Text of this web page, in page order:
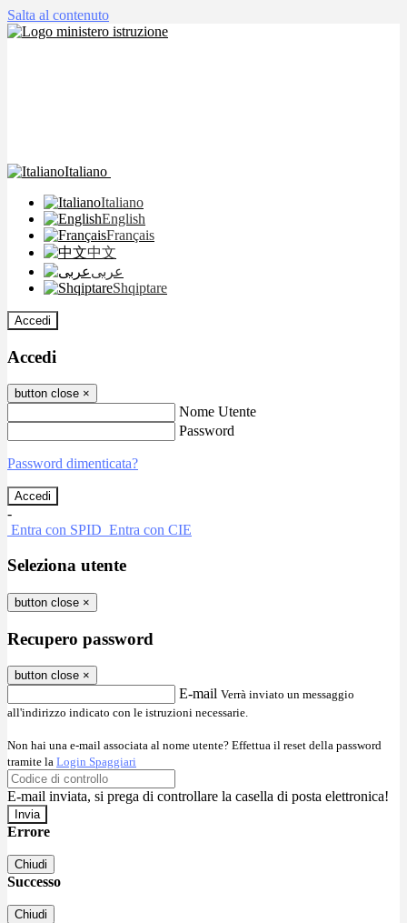
Salta al contenuto
Italiano
Italiano
English
Français
中文
عربى
Shqiptare
Accedi
Accedi
button close ×
Nome Utente
Password
Password dimenticata?
-
Entra con SPID Entra con CIE
Seleziona utente
button close ×
Recupero password
button close ×
E-mail Verrà inviato un messaggio
all'indirizzo indicato con le istruzioni necessarie.
Non hai una e-mail associata al nome utente? Effettua il reset della password
tramite la Login Spaggiari
E-mail inviata, si prega di controllare la casella di posta elettronica!
Errore
Chiudi
Successo
Chiudi